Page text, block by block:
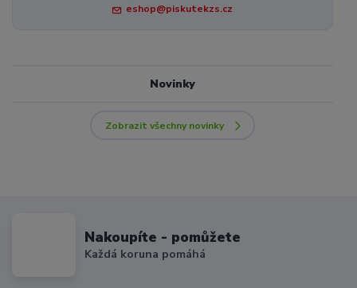
eshop@piskutekzs.cz
Novinky
Zobrazit všechny novinky
Nakoupíte - pomůžete
Každá koruna pomáhá